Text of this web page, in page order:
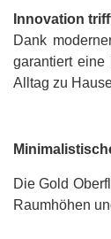
Innovation
Dank
garantiert eine
Alltag zu
Die Gold
Raumhöhen